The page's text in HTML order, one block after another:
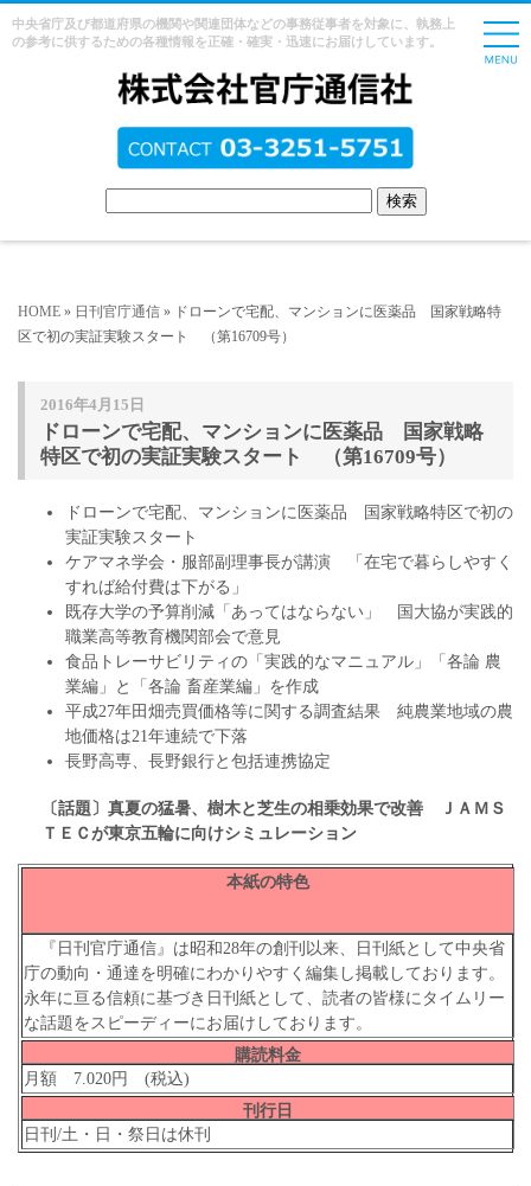
中央省庁及び都道府県の機関や関連団体などの事務従事者を対象に、執務上
の参考に供するための各種情報を正確・確実・迅速にお届けしています。
HOME » 日刊官庁通信 » ドローンで宅配、マンションに医薬品 国家戦略特
区で初の実証実験スタート （第16709号）
2016年4月15日
ドローンで宅配、マンションに医薬品 国家戦略
特区で初の実証実験スタート （第16709号）
ドローンで宅配、マンションに医薬品 国家戦略特区で初の
実証実験スタート
ケアマネ学会・服部副理事長が講演 「在宅で暮らしやすく
すれば給付費は下がる」
既存大学の予算削減「あってはならない」 国大協が実践的
職業高等教育機関部会で意見
食品トレーサビリティの「実践的なマニュアル」「各論 農
業編」と「各論 畜産業編」を作成
平成27年田畑売買価格等に関する調査結果 純農業地域の農
地価格は21年連続で下落
長野高専、長野銀行と包括連携協定
〔話題〕真夏の猛暑、樹木と芝生の相乗効果で改善
ＪＡＭＳ
ＴＥＣが東京五輪に向けシミュレーション
本紙の特色
『日刊官庁通信』は昭和28年の創刊以来、日刊紙として中央省
庁の動向・通達を明確にわかりやすく編集し掲載しております。
永年に亘る信頼に基づき日刊紙として、読者の皆様にタイムリー
な話題をスピーディーにお届けしております。
購読料金
月額 7.020円 (税込)
刊行日
日刊/土・日・祭日は休刊